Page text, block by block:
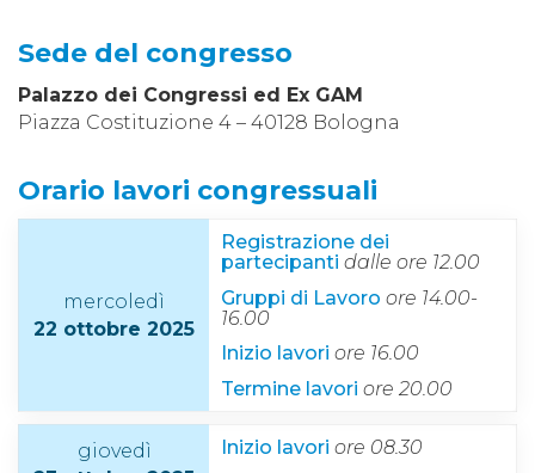
Sede del congresso
Palazzo dei Congressi ed Ex GAM
Piazza Costituzione 4 – 40128 Bologna
Orario lavori congressuali
mercoledì
22 ottobre 2025
Registrazione dei
partecipanti dalle ore 12.00
Gruppi di Lavoro ore 14.00-
16.00
Inizio lavori ore 16.00
Termine lavori ore 20.00
giovedì
Inizio lavori ore 08.30